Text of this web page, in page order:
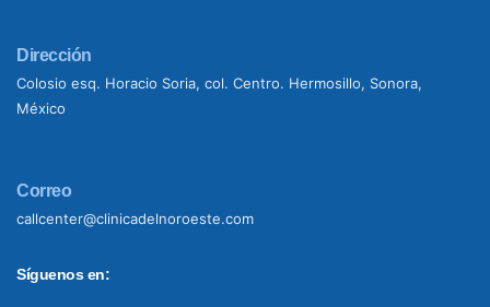
Dirección
Colosio esq. Horacio Soria, col. Centro. Hermosillo, Sonora,
México
Correo
callcenter@clinicadelnoroeste.com
Síguenos en: